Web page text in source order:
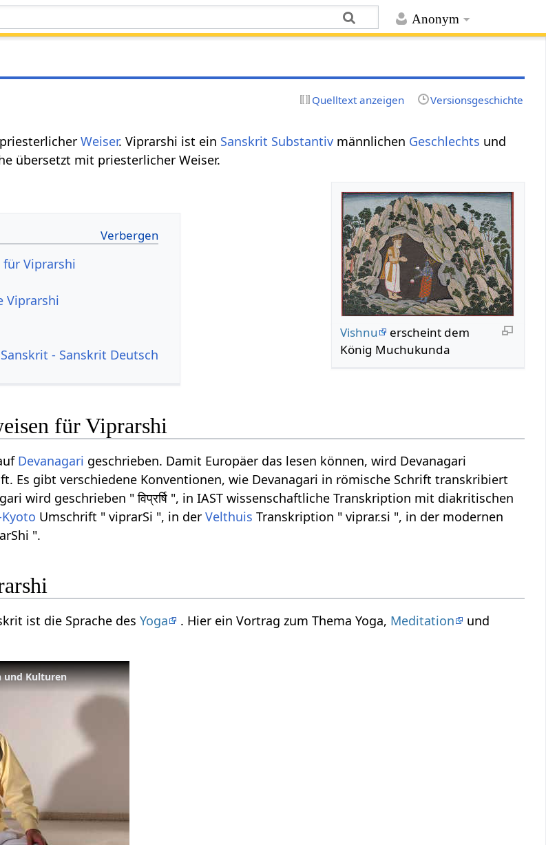
Anonym
Quelltext anzeigen Versionsgeschichte
priesterlicherWeiser. Viprarshi ist ein Sanskrit Substantiv männlichen Geschlechts und
übersetzt mit priesterlicher Weiser.
Vishnu
erscheint dem
König Muchukunda
für Viprarshi
Viprarshi
- Sanskrit Deutsch
für Viprarshi
Devanagari geschrieben. Damit Europäer das lesen können, wird Devanagari
Es gibt verschiedene Konventionen, wie Devanagari in römische Schrift transkribiert
wird geschrieben " विप्रर्षि ", in IAST wissenschaftliche Transkription mit diakritischen
Umschrift " viprarSi ", in derVelthuis Transkription " viprar.si ", in der modernen
".
ist die Sprache desYoga . Hier ein Vortrag zum Thema Yoga, Meditation
und
und Kulturen